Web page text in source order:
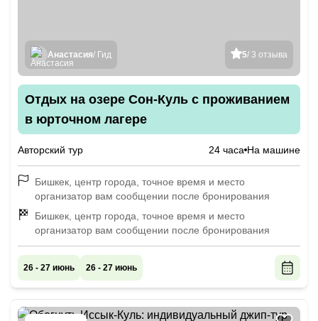
5/ 3 отзыва
Анастасия/ Гид
Отдых на озере Сон-Куль с проживанием
в юрточном лагере
Авторский тур 24 часа На машине
Бишкек, центр города, точное время и место
организатор вам сообщении после бронирования
Бишкек, центр города, точное время и место
организатор вам сообщении после бронирования
26 - 27 июнь 26 - 27 июнь